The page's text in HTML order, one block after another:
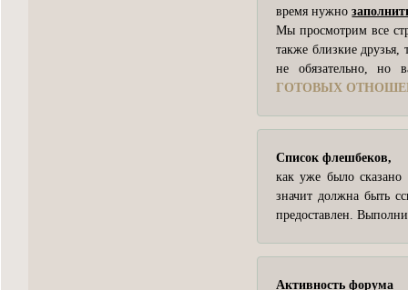
время нужно
Мы просмотрим все
также близкие друзья,
не обязательно, но
ГОТОВЫХ
Список флешбеков,
как уже было сказано
значит должна быть
предоставлен.
Активность форума